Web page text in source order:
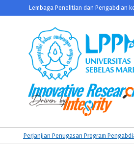
to
Lembaga Penelitian dan Pengabdian
LPPM
UNS
Perjanjian Penugasan Program Pengabdian